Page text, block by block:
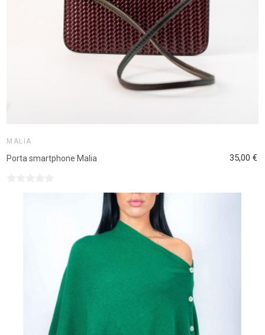
MALIA
Porta smartphone Malia 35,00 €